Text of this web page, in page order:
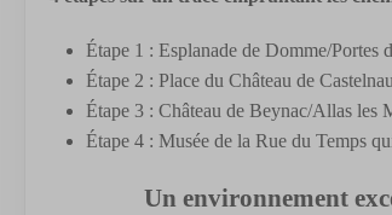
Étape 1 : Esplanade de Domme/Portes
Étape 2 : Place du Château de
Étape 3 : Château de Beynac/Allas les
Étape 4 : Musée de la Rue du Temps
Un environnement